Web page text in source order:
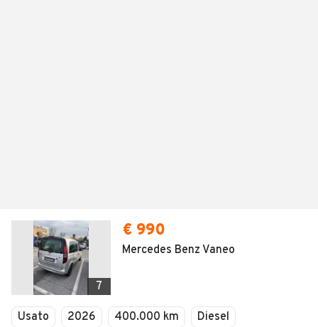
7
€ 990
Mercedes Benz Vaneo
Usato 2026 400.000 km
Diesel